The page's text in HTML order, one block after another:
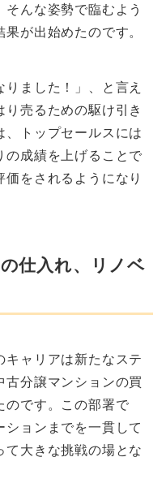
んな姿勢で臨むよう
が出始めたのです。
ました！」、と言え
売るための駆け引き
トップセールスには
の成績を上げることで
をされるようになり
仕入れ、リノベ
ャリアは新たなステ
古分譲マンションの買
のです。この部署で
ョンまでを一貫して
大きな挑戦の場とな